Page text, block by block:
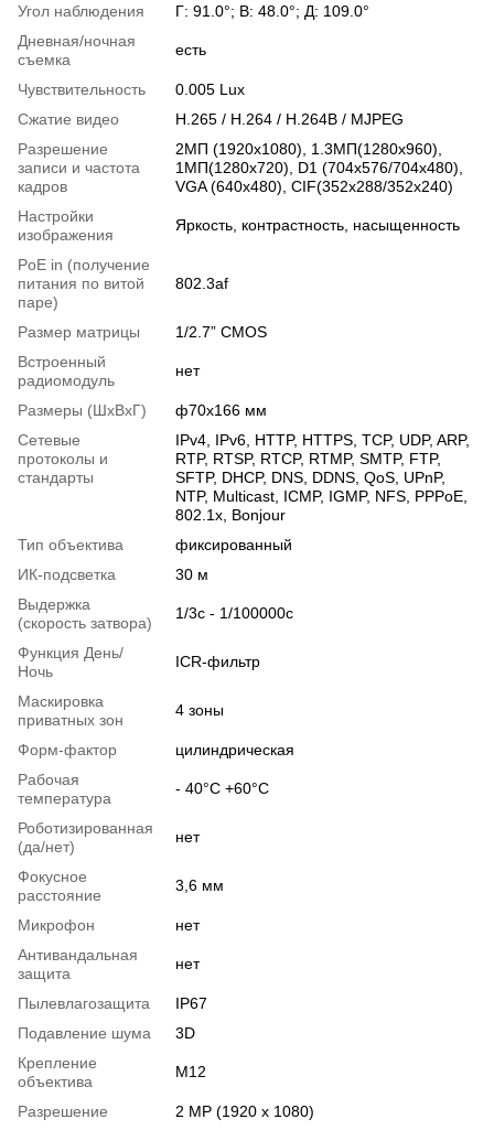
Угол наблюдения
Г: 91.0°; В: 48.0°; Д: 109.0°
Дневная/ночная
съемка
есть
Чувствительность
0.005 Lux
Сжатие видео
H.265 / H.264 / H.264B / MJPEG
Разрешение
записи и частота
кадров
2МП (1920x1080), 1.3MП(1280x960),
1МП(1280x720), D1 (704x576/704x480),
VGA (640x480), CIF(352x288/352x240)
Настройки
изображения
Яркость, контрастность, насыщенность
PoE in (получение
питания по витой
паре)
802.3af
Размер матрицы
1/2.7” CMOS
Встроенный
радиомодуль
нет
Размеры (ШxВxГ)
ф70х166 мм
Сетевые
протоколы и
стандарты
IPv4, IPv6, HTTP, HTTPS, TCP, UDP, ARP,
RTP, RTSP, RTCP, RTMP, SMTP, FTP,
SFTP, DHCP, DNS, DDNS, QoS, UPnP,
NTP, Multicast, ICMP, IGMP, NFS, PPPoE,
802.1x, Bonjour
Тип объектива
фиксированный
ИК-подсветка
30 м
Выдержка
(скорость затвора)
1/3с - 1/100000с
Функция День/
Ночь
ICR-фильтр
Маскировка
приватных зон
4 зоны
Форм-фактор
цилиндрическая
Рабочая
температура
- 40°C +60°C
Роботизированная
(да/нет)
нет
Фокусное
расстояние
3,6 мм
Микрофон
нет
Антивандальная
защита
нет
Пылевлагозащита
IP67
Подавление шума
3D
Крепление
объектива
М12
Разрешение
2 MP (1920 x 1080)